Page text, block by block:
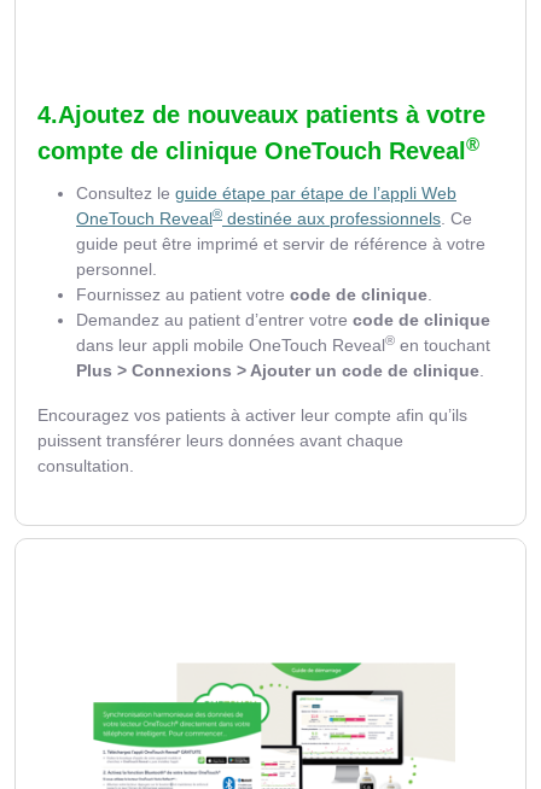
4.Ajoutez de nouveaux patients à votre
compte de clinique OneTouch Reveal ®
Consultez le guide étape par étape de l’appli Web
OneTouch Reveal® destinée aux professionnels. Ce
guide peut être imprimé et servir de référence à votre
personnel.
Fournissez au patient votre code de clinique.
Demandez au patient d’entrer votre code de clinique
dans leur appli mobile OneTouch Reveal® en touchant
Plus > Connexions > Ajouter un code de clinique.
Encouragez vos patients à activer leur compte afin qu’ils
puissent transférer leurs données avant chaque
consultation.